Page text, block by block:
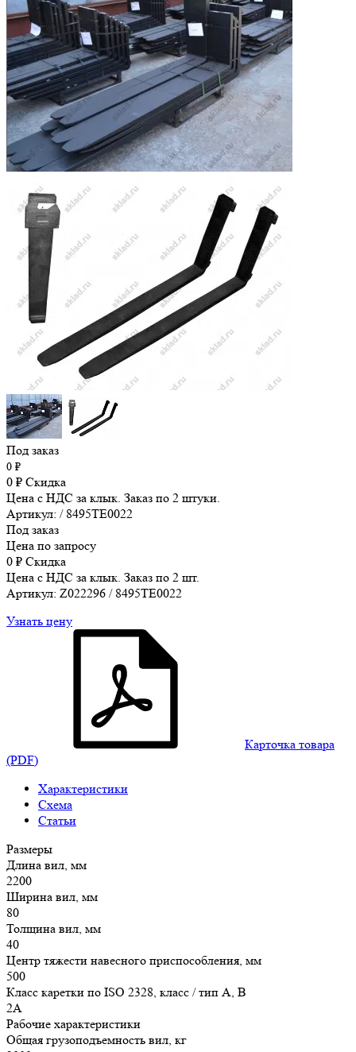
Под заказ
0 ₽
0 ₽ Скидка
Цена с НДС за клык. Заказ по 2 штуки.
Артикул: / 8495TE0022
Под заказ
Цена по запросу
0 ₽ Скидка
Цена с НДС за клык. Заказ по 2 шт.
Артикул: Z022296 / 8495TE0022
Узнать цену
Карточка товара
(PDF)
Характеристики
Схема
Статьи
Размеры
Длина вил, мм
2200
Ширина вил, мм
80
Толщина вил, мм
40
Центр тяжести навесного приспособления, мм
500
Класс каретки по ISO 2328, класс / тип A, B
2A
Рабочие характеристики
Общая грузоподъемность вил, кг